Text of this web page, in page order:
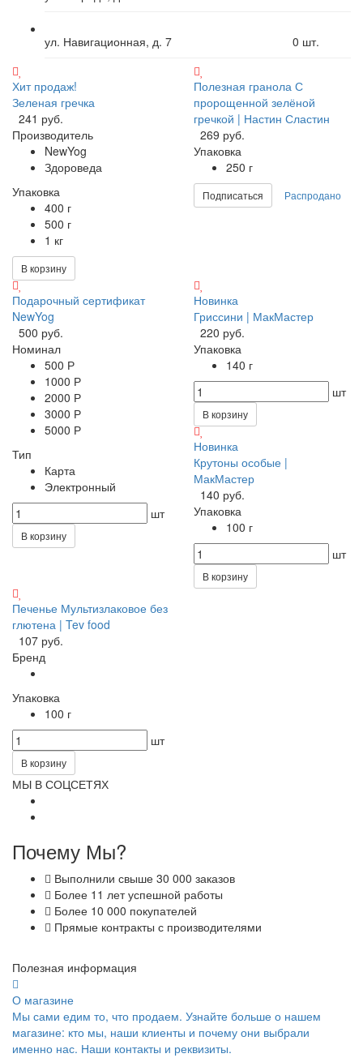
ул. Навигационная, д. 7 0 шт.
Хит продаж!
Зеленая гречка
241 руб.
Производитель
NewYog
Здороведа
Упаковка
400 г
500 г
1 кг
В корзину
Полезная гранола С
пророщенной зелёной
гречкой | Настин Сластин
269 руб.
Упаковка
250 г
Подписаться Распродано
Подарочный сертификат
NewYog
500 руб.
Номинал
500 Р
1000 Р
2000 Р
3000 Р
5000 Р
Тип
Карта
Электронный
шт
В корзину
Новинка
Гриссини | МакМастер
220 руб.
Упаковка
140 г
шт
В корзину
Новинка
Крутоны особые |
МакМастер
140 руб.
Упаковка
100 г
шт
В корзину
Печенье Мультизлаковое без
глютена | Tev food
107 руб.
Бренд
Упаковка
100 г
шт
В корзину
МЫ В СОЦСЕТЯХ
Почему Мы?
Выполнили свыше 30 000 заказов
Более 11 лет успешной работы
Более 10 000 покупателей
Прямые контракты с производителями
Полезная информация
О магазине
Мы сами едим то, что продаем. Узнайте больше о нашем
магазине: кто мы, наши клиенты и почему они выбрали
именно нас. Наши контакты и реквизиты.